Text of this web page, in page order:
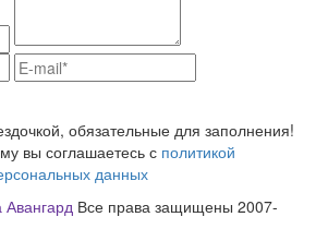
обязательные для заполнения!
вы соглашаетесь с политикой
данных
Все права защищены 2007-